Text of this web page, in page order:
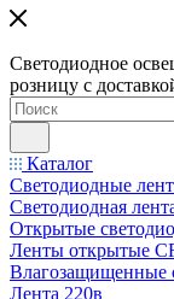
Светодиодное
розницу с
Каталог
Светодиодные
Светодиодная
Открытые
Ленты открытые
Влагозащищенные
Лента 220в